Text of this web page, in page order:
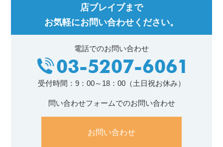
店ブレイブまで
お気軽にお問い合わせください。
電話でのお問い合わせ
受付時間：9：00～18：00（土日祝お休み）
問い合わせフォームでのお問い合わせ
お問い合わせ